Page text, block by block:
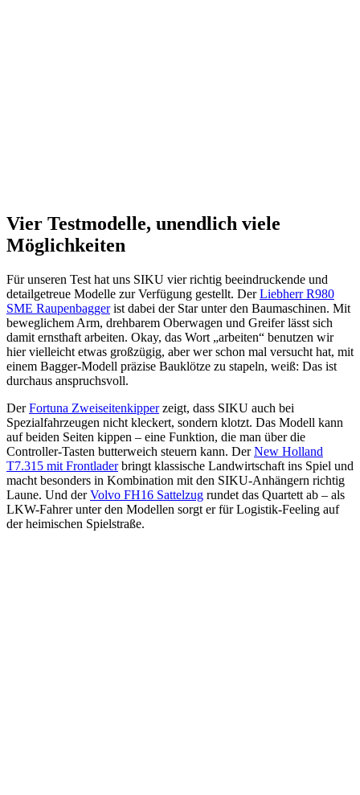
Vier Testmodelle, unendlich viele
Möglichkeiten
Für unseren Test hat uns SIKU vier richtig beeindruckende und
detailgetreue Modelle zur Verfügung gestellt. DerLiebherr R980
SME Raupenbaggerist dabei der Star unter den Baumaschinen. Mit
beweglichem Arm, drehbarem Oberwagen und Greifer lässt sich
damit ernsthaft arbeiten. Okay, das Wort „arbeiten“ benutzen wir
hier vielleicht etwas großzügig, aber wer schon mal versucht hat, mit
einem Bagger-Modell präzise Bauklötze zu stapeln, weiß: Das ist
durchaus anspruchsvoll.
DerFortuna Zweiseitenkipperzeigt, dass SIKU auch bei
Spezialfahrzeugen nicht kleckert, sondern klotzt. Das Modell kann
auf beiden Seiten kippen – eine Funktion, die man über die
Controller-Tasten butterweich steuern kann. DerNew Holland
T7.315 mit Frontladerbringt klassische Landwirtschaft ins Spiel und
macht besonders in Kombination mit den SIKU-Anhängern richtig
Laune. Und derVolvo FH16 Sattelzug rundet das Quartett ab – als
LKW-Fahrer unter den Modellen sorgt er für Logistik-Feeling auf
der heimischen Spielstraße.